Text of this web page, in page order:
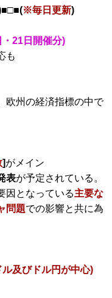
※毎日更新)
21日開催分)
も
欧州の経済指標の中で
]がメイン
表が予定されている。
因となっている主要な
問題での影響と共に為
及びドル円が中心)